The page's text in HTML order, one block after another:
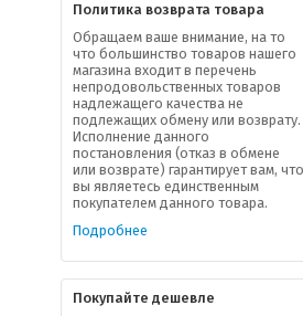
Политика возврата товара
Обращаем ваше внимание, на то
что большинство товаров нашего
магазина входит в перечень
непродовольственных товаров
надлежащего качества не
подлежащих обмену или возврату.
Исполнение данного
постановления (отказ в обмене
или возврате) гарантирует вам, что
вы являетесь единственным
покупателем данного товара.
Подробнее
Покупайте дешевле